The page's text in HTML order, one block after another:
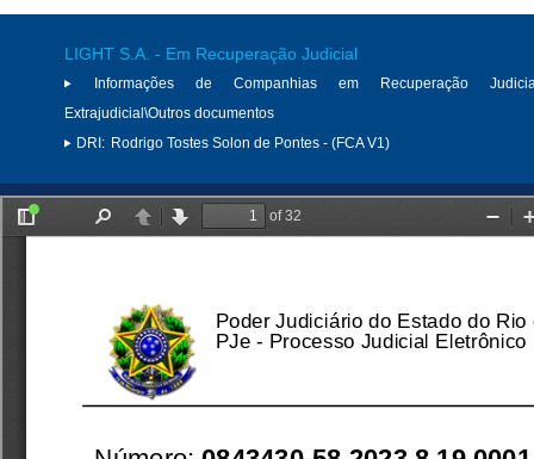
LIGHT S.A. - Em Recuperação Judicial
Informações de Companhias em Recuperação
Extrajudicial\Outros documentos
DRI: Rodrigo Tostes Solon de Pontes - (FCA V1)